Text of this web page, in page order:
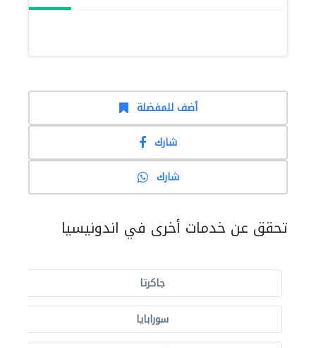
أضف للمفضلة
شارك
شارك
تحقق عن خدمات أخرى في اندونيسيا
جاكرتا
سورابايا